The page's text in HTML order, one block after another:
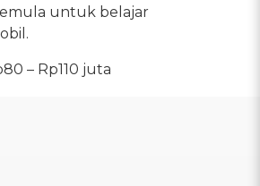
untuk belajar
– Rp110 juta